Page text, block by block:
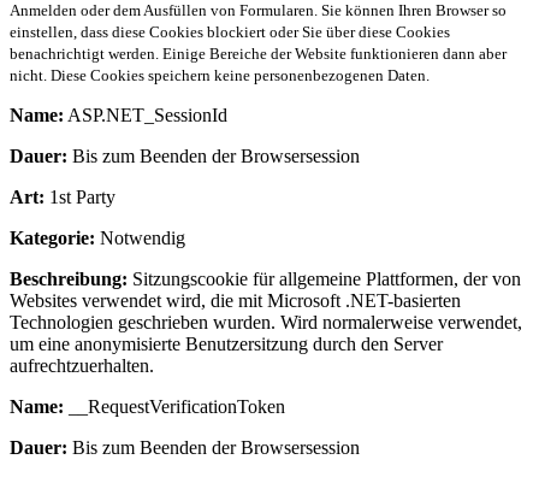
Anmelden oder dem Ausfüllen von Formularen. Sie können Ihren Browser so
einstellen, dass diese Cookies blockiert oder Sie über diese Cookies
benachrichtigt werden. Einige Bereiche der Website funktionieren dann aber
nicht. Diese Cookies speichern keine personenbezogenen Daten.
Name: ASP.NET_SessionId
Dauer: Bis zum Beenden der Browsersession
Art: 1st Party
Kategorie: Notwendig
Beschreibung: Sitzungscookie für allgemeine Plattformen, der von
Websites verwendet wird, die mit Microsoft .NET-basierten
Technologien geschrieben wurden. Wird normalerweise verwendet,
um eine anonymisierte Benutzersitzung durch den Server
aufrechtzuerhalten.
Name: __RequestVerificationToken
Dauer: Bis zum Beenden der Browsersession